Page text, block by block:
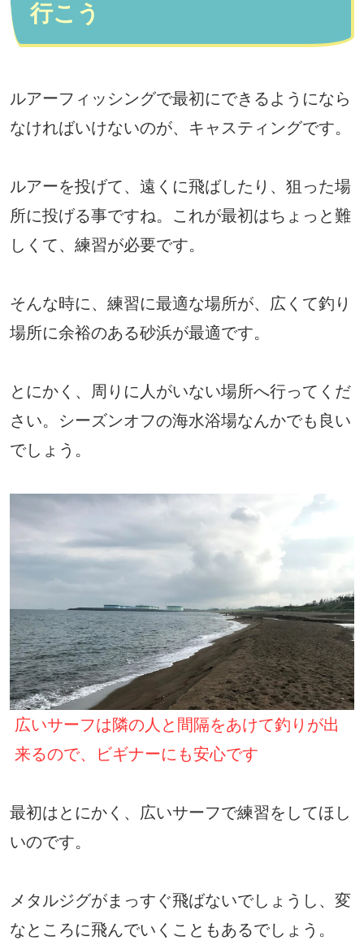
行こう
ルアーフィッシングで最初にできるようになら
なければいけないのが、キャスティングです。
ルアーを投げて、遠くに飛ばしたり、狙った場
所に投げる事ですね。これが最初はちょっと難
しくて、練習が必要です。
そんな時に、練習に最適な場所が、広くて釣り
場所に余裕のある砂浜が最適です。
とにかく、周りに人がいない場所へ行ってくだ
さい。シーズンオフの海水浴場なんかでも良い
でしょう。
広いサーフは隣の人と間隔をあけて釣りが出
来るので、ビギナーにも安心です
最初はとにかく、広いサーフで練習をしてほし
いのです。
メタルジグがまっすぐ飛ばないでしょうし、変
なところに飛んでいくこともあるでしょう。